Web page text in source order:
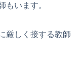
います。
厳しく接する教師